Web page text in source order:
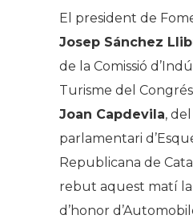
El president de
Josep Sánchez
de la Comissió
Turisme del
Joan Capdevila,
parlamentari
Republicana de
rebut aquest matí
d’honor